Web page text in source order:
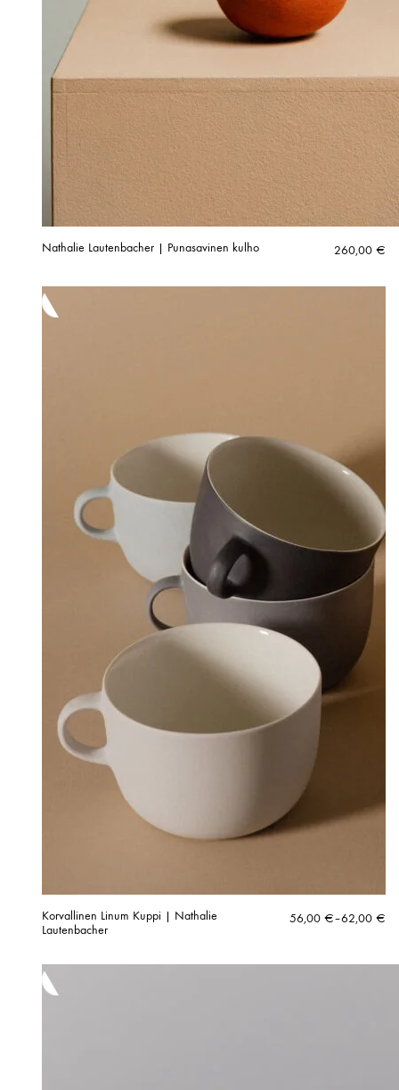
Nathalie Lautenbacher | Punasavinen kulho 260,00 €
Korvallinen Linum Kuppi | Nathalie
Lautenbacher
56,00 €–62,00 €
Hintaluokka: